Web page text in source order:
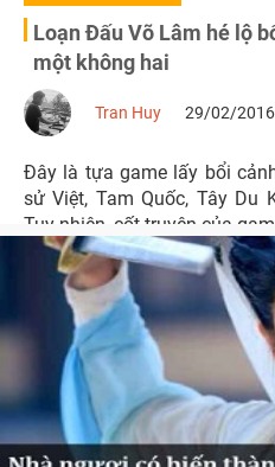
Loạn Đấu Võ Lâm hé lộ
một không hai
Tran Huy 29/02/2016
Đây là tựa game lấy bổi
sử Việt, Tam Quốc, Tây Du
Tuy nhiên, cốt truyện của